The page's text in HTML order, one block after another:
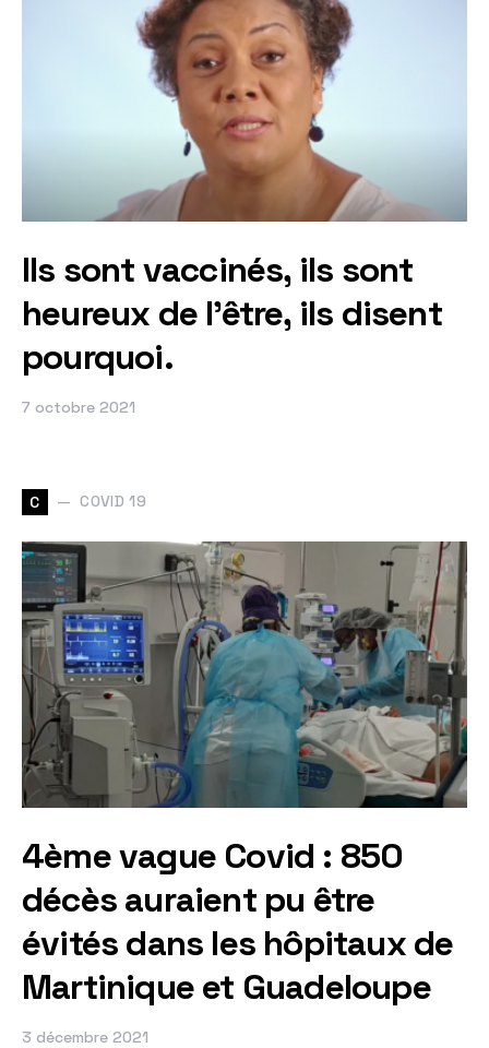
Ils sont vaccinés, ils sont
heureux de l'être, ils disent
pourquoi.
7 octobre 2021
C COVID 19
4ème vague Covid : 850
décès auraient pu être
évités dans les hôpitaux de
Martinique et Guadeloupe
3 décembre 2021